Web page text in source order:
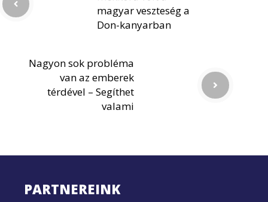
magyar veszteség a
Don-kanyarban
Nagyon sok probléma
van az emberek
térdével – Segíthet
valami
PARTNEREINK